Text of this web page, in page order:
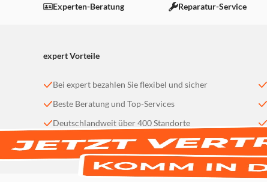
Experten-Beratung Reparatur-Service
expert Vorteile
Bei expert bezahlen Sie flexibel und sicher
Beste Beratung und Top-Services
Deutschlandweit über 400 Standorte
Bequeme Lieferung nach Hause